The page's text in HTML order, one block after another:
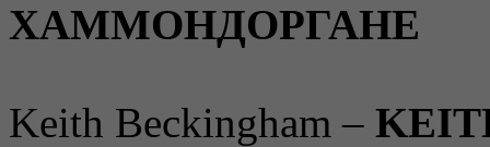
ХАММОНДОРГАНЕ
Keith Beckingham –